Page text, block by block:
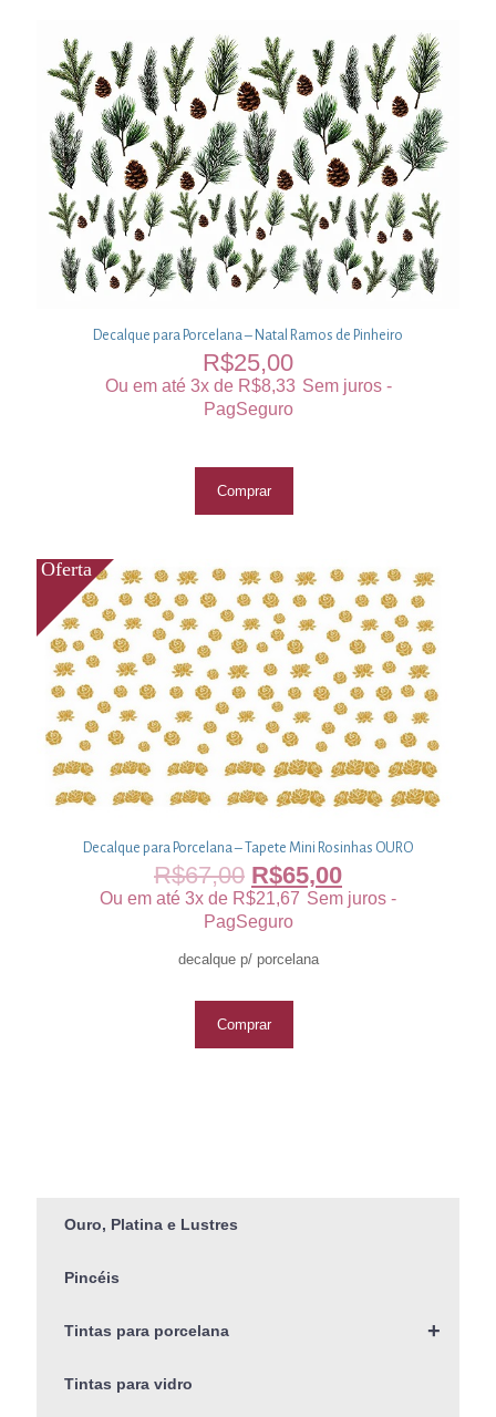
Decalque para Porcelana – Natal Ramos de Pinheiro
R$25,00
Ou em até 3x de R$8,33 Sem juros -
PagSeguro
Comprar
Decalque para Porcelana – Tapete Mini Rosinhas OURO
R$67,00 R$65,00
Ou em até 3x de R$21,67 Sem juros -
PagSeguro
decalque p/ porcelana
Comprar
Ouro, Platina e Lustres
Pincéis
+
Tintas para porcelana
Tintas para vidro